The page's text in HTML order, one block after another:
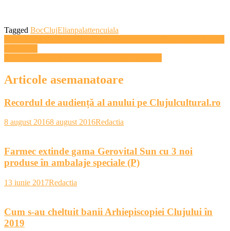
Tagged BocClujElianpalattencuiala
Navigare
în
Articole asemanatoare
Recordul de audiență al anului pe Clujulcultural.ro
8 august 20168 august 2016Redactia
Farmec extinde gama Gerovital Sun cu 3 noi
produse în ambalaje speciale (P)
13 iunie 2017Redactia
Cum s-au cheltuit banii Arhiepiscopiei Clujului în
2019